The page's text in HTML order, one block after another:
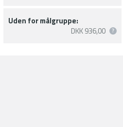
Uden for målgruppe:
DKK 936,00